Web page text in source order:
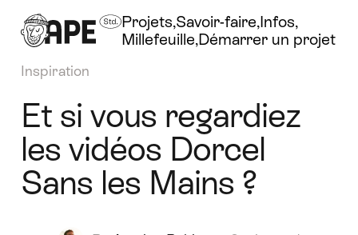
Projets Savoir-faire Infos
Millefeuille Démarrer un projet
Inspiration
Et si vous regardiez
les vidéos Dorcel
Sans les Mains ?